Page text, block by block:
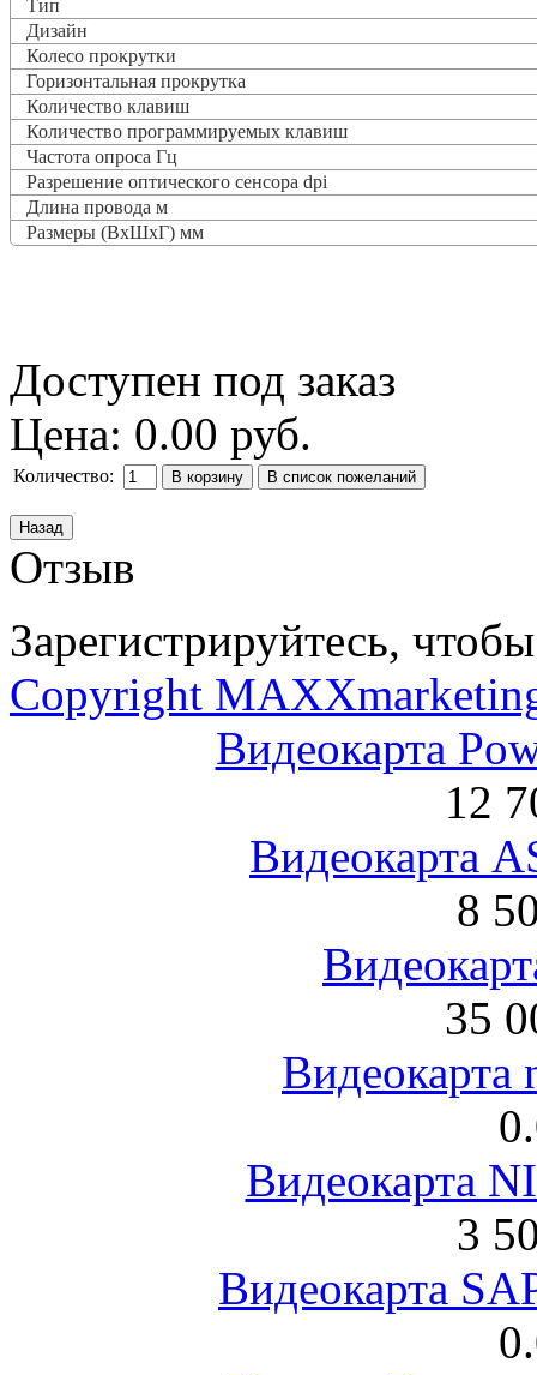
Тип
Дизайн
Колесо прокрутки
Горизонтальная прокрутка
Количество клавиш
Количество программируемых клавиш
Частота опроса Гц
Разрешение оптического сенсора dpi
Длина провода м
Размеры (ВxШxГ) мм
Доступен под заказ
Цена: 0.00 руб.
Количество:
Отзыв
Зарегистрируйтесь,
Copyright
Видеокарта
12
Видеокарта
8
35
Видеокарта
Видеокарта
3
Видеокарта